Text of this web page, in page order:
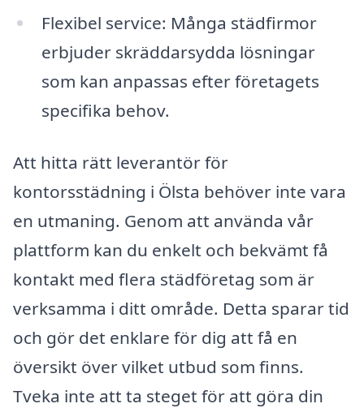
Flexibel service: Många städfirmor
erbjuder skräddarsydda lösningar
som kan anpassas efter företagets
specifika behov.
Att hitta rätt leverantör för
kontorsstädning i Ölsta behöver inte vara
en utmaning. Genom att använda vår
plattform kan du enkelt och bekvämt få
kontakt med flera städföretag som är
verksamma i ditt område. Detta sparar tid
och gör det enklare för dig att få en
översikt över vilket utbud som finns.
Tveka inte att ta steget för att göra din